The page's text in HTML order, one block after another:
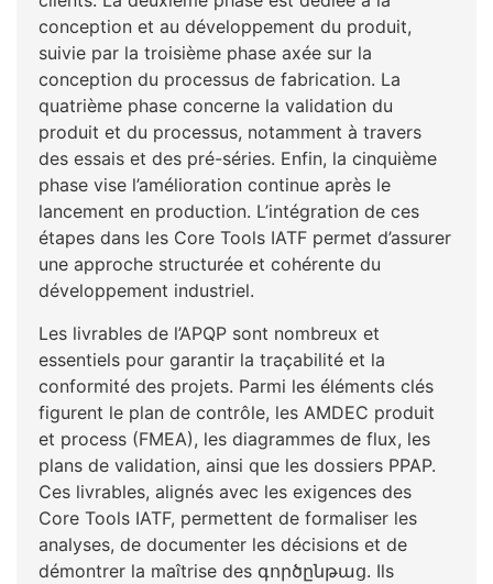
conception et au développement du produit,
suivie par la troisième phase axée sur la
conception du processus de fabrication. La
quatrième phase concerne la validation du
produit et du processus, notamment à travers
des essais et des pré-séries. Enfin, la cinquième
phase vise l’amélioration continue après le
lancement en production. L’intégration de ces
étapes dans les Core Tools IATF permet d’assurer
une approche structurée et cohérente du
développement industriel.
Les livrables de l’APQP sont nombreux et
essentiels pour garantir la traçabilité et la
conformité des projets. Parmi les éléments clés
figurent le plan de contrôle, les AMDEC produit
et process (FMEA), les diagrammes de flux, les
plans de validation, ainsi que les dossiers PPAP.
Ces livrables, alignés avec les exigences des
Core Tools IATF, permettent de formaliser les
analyses, de documenter les décisions et de
démontrer la maîtrise des գործընթաց. Ils